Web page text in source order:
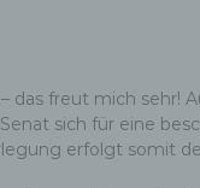
das freut mich sehr!
sich für eine
erfolgt somit